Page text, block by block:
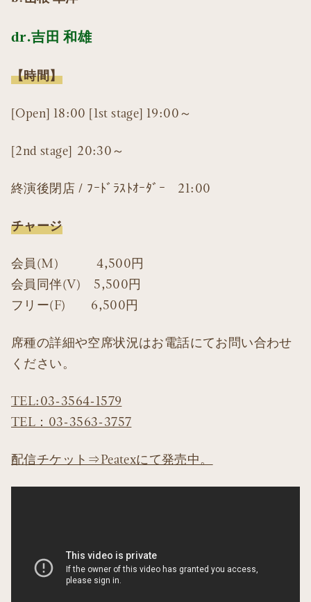
dr.吉田 和雄
【時間】
[Open] 18:00 [1st stage] 19:00～
[2nd stage] 20:30～
終演後閉店 / ﾌｰﾄﾞﾗｽﾄｵｰﾀﾞｰ 21:00
チャージ
会員(M) 4,500円
会員同伴(V) 5,500円
フリー(F) 6,500円
席種の詳細や空席状況はお電話にてお問い合わせ
ください。
TEL:03-3564-1579
TEL：03-3563-3757
配信チケット⇒Peatexにて発売中。